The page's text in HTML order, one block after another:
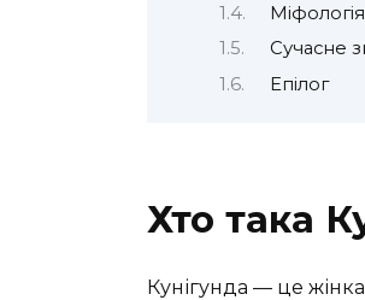
Сучасне
Епілог
Хто така
Кунігунда — це